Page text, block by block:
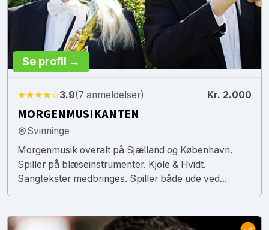
Se profil →
★★★★☆3.9(7 anmeldelser) Kr. 2.000
MORGENMUSIKANTEN
Svinninge
Morgenmusik overalt på Sjælland og København.
Spiller på blæseinstrumenter. Kjole & Hvidt.
Sangtekster medbringes. Spiller både ude ved...